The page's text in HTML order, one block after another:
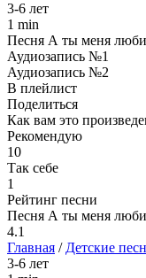
3-6 лет
1 min
Песня А ты меня
Аудиозапись №1
Аудиозапись №2
В плейлист
Поделиться
Как вам это
Рекомендую
10
Так себе
1
Рейтинг песни
Песня А ты меня
4.1
Главная / Детские
3-6 лет